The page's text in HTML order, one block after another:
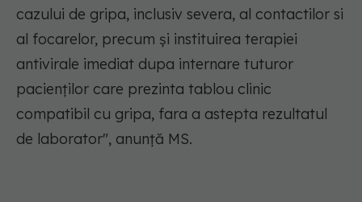
cazului de gripa, inclusiv severa, al contactilor si
al focarelor, precum și instituirea terapiei
antivirale imediat dupa internare tuturor
pacienților care prezinta tablou clinic
compatibil cu gripa, fara a astepta rezultatul
de laborator", anunță MS.